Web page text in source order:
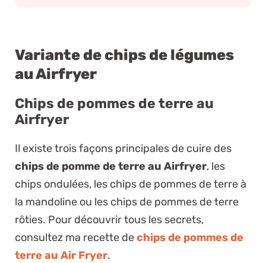
Variante de chips de légumes
au Airfryer
Chips de pommes de terre au
Airfryer
Il existe trois façons principales de cuire des
chips de pomme de terre au Airfryer, les
chips ondulées, les chips de pommes de terre à
la mandoline ou les chips de pommes de terre
rôties. Pour découvrir tous les secrets,
consultez ma recette dechips de pommes de
terre au Air Fryer.